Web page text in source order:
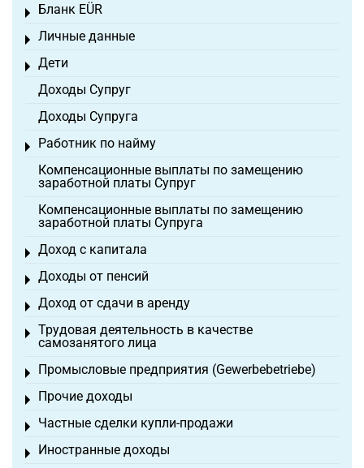
Бланк EÜR
Toggle menu
Личные данные
Toggle menu
Дети
Toggle menu
Доходы Супруг
Доходы Супруга
Работник по найму
Toggle menu
Компенсационные выплаты по замещению
заработной платы Супруг
Компенсационные выплаты по замещению
заработной платы Супруга
Доход с капитала
Toggle menu
Доходы от пенсий
Toggle menu
Доход от сдачи в аренду
Toggle menu
Трудовая деятельность в качестве
самозанятого лица
Toggle menu
Промысловые предприятия (Gewerbebetriebe)
Toggle menu
Прочие доходы
Toggle menu
Частные сделки купли-продажи
Toggle menu
Иностранные доходы
Toggle menu